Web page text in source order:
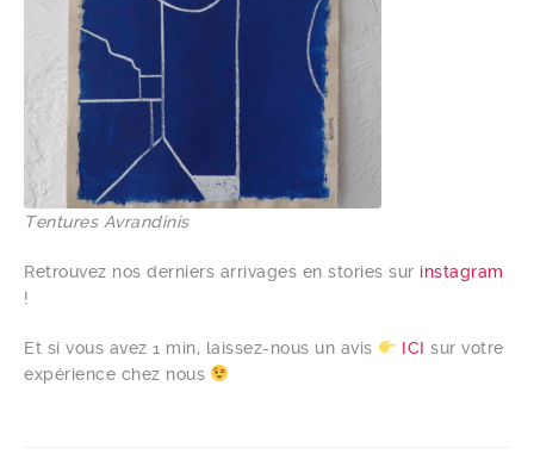
Tentures Avrandinis
Retrouvez nos derniers arrivages en stories sur instagram
!
Et si vous avez 1 min, laissez-nous un avis ICI sur votre
expérience chez nous